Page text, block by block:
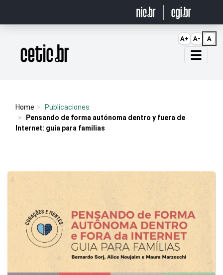
Página inicial
Home
Publicaciones
Pensando de forma autónoma dentro y fuera de
Internet: guía para familias
A+ A- A